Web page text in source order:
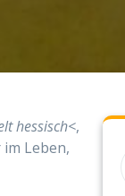
hessisch<,
Leben,